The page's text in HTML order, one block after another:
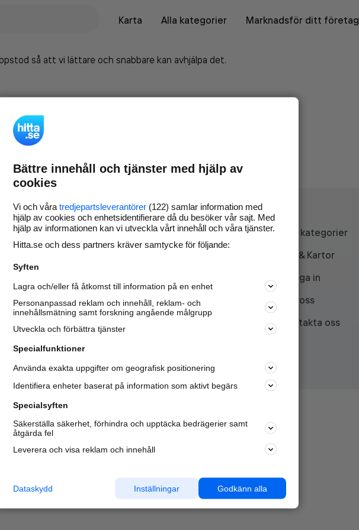
Karta
Alla kategorier Marknadsför ditt företag
så att vi lättare och snabbare kan avhjälpa det.
Marknadsför företaget på
nya kunder och
samarbetspartners nära dig.
Läs mer här
Alla kategorier
API & Kartor
Logga in
Om oss
Kontakta oss
Bättre innehåll och tjänster med hjälp av
cookies
Vi och våra tredjepartsleverantörer (122) samlar information med
hjälp av cookies och enhetsidentifierare då du besöker vår sajt. Med
hjälp av informationen kan vi utveckla vårt innehåll och våra tjänster.
Hitta.se och dess partners kräver samtycke för följande:
Syften
Lagra och/eller få åtkomst till information på en enhet
Personanpassad reklam och innehåll, reklam- och
innehållsmätning samt forskning angående målgrupp
Utveckla och förbättra tjänster
Specialfunktioner
Använda exakta uppgifter om geografisk positionering
Identifiera enheter baserat på information som aktivt begärs
Specialsyften
Säkerställa säkerhet, förhindra och upptäcka bedrägerier samt
åtgärda fel
Leverera och visa reklam och innehåll
Godkänn alla
Inställningar
Dataskydd